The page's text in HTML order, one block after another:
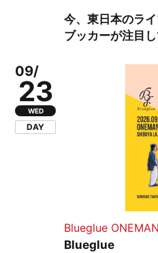
今、東日本のラ
ブッカーが注目
09/
23
WED
DAY
Blueglue
Blueglue